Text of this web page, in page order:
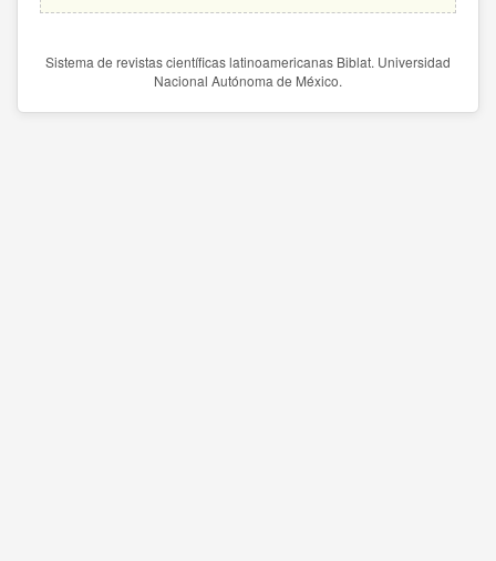
Sistema de revistas científicas latinoamericanas Biblat. Universidad
Nacional Autónoma de México.